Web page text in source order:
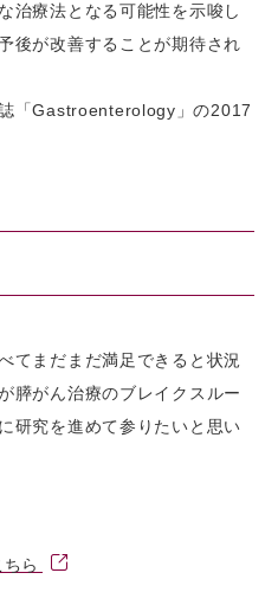
治療法となる可能性を示唆し
後が改善することが期待され
「Gastroenterology」の2017
てまだまだ満足できると状況
膵がん治療のブレイクスルー
研究を進めて参りたいと思い
ちら